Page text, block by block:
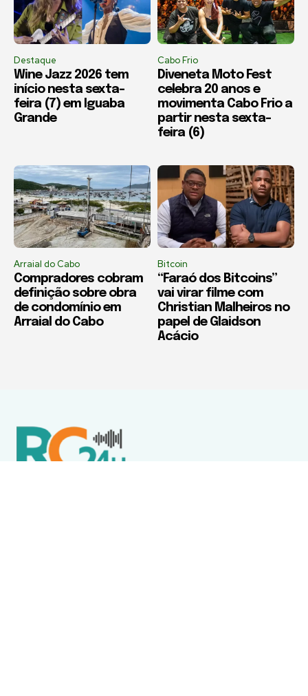
Destaque
Wine Jazz 2026 tem
início nesta sexta-
feira (7) em Iguaba
Grande
Cabo Frio
Diveneta Moto Fest
celebra 20 anos e
movimenta Cabo Frio a
partir nesta sexta-
feira (6)
Arraial do Cabo
Compradores cobram
definição sobre obra
de condomínio em
Arraial do Cabo
Bitcoin
“Faraó dos Bitcoins”
vai virar filme com
Christian Malheiros no
papel de Glaidson
Acácio